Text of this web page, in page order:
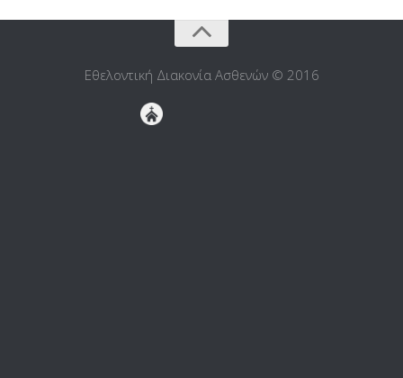
Εθελοντική Διακονία Ασθενών © 2016